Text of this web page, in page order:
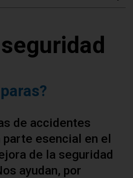
de accidentes
esencial en el
de la seguridad
ayudan, por